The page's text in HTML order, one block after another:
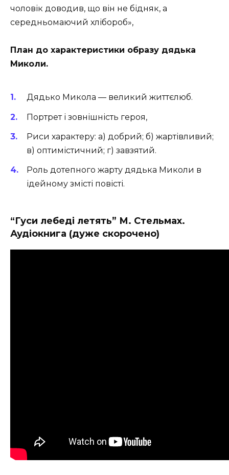
чоловік доводив, що він не бідняк, а
середньомаючий хлібороб»,
План до характеристики образу дядька
Миколи.
Дядько Микола — великий життєлюб.
Портрет і зовнішність героя,
Риси характеру: а) добрий; б) жартівливий;
в) оптимістичний; г) за­взятий.
Роль дотепного жарту дядька Миколи в
ідейному змісті повісті.
“Гуси лебеді летять” М. Стельмах.
Аудіокнига (дуже скорочено)